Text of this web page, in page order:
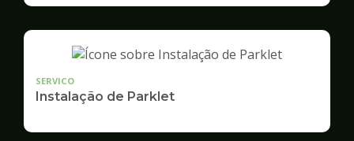
SERVICO
Instalação de Parklet